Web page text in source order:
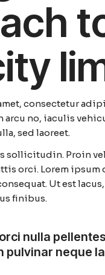
consectetur
arcu no, iaculis
sed laoreet.
sollicitudin. Proin
orci. Lorem
Ut est
finibus.
nulla
pulvinar neque